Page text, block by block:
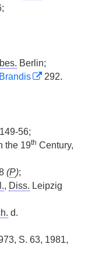
Berlin;
292.
56;
the 19th Century,
(P);
, Diss. Leipzig
d.
S. 63, 1981,